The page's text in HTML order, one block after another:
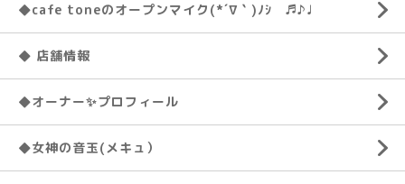
◆cafe toneのオープンマイク(*´∇｀)ﾉｼ ♬♪♩
◆ 店舗情報
◆オーナー✨プロフィール
◆女神の音玉(メキュ）